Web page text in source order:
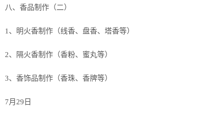
八、香品制作（二）
1、明火香制作（线香、盘香、塔香等）
2、隔火香制作（香粉、蜜丸等）
3、香饰品制作（香珠、香牌等）
7月29日